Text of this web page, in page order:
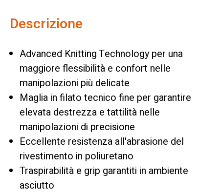
Descrizione
Advanced Knitting Technology per una
maggiore flessibilità e confort nelle
manipolazioni più delicate
Maglia in filato tecnico fine per garantire
elevata destrezza e tattilità nelle
manipolazioni di precisione
Eccellente resistenza all'abrasione del
rivestimento in poliuretano
Traspirabilità e grip garantiti in ambiente
asciutto